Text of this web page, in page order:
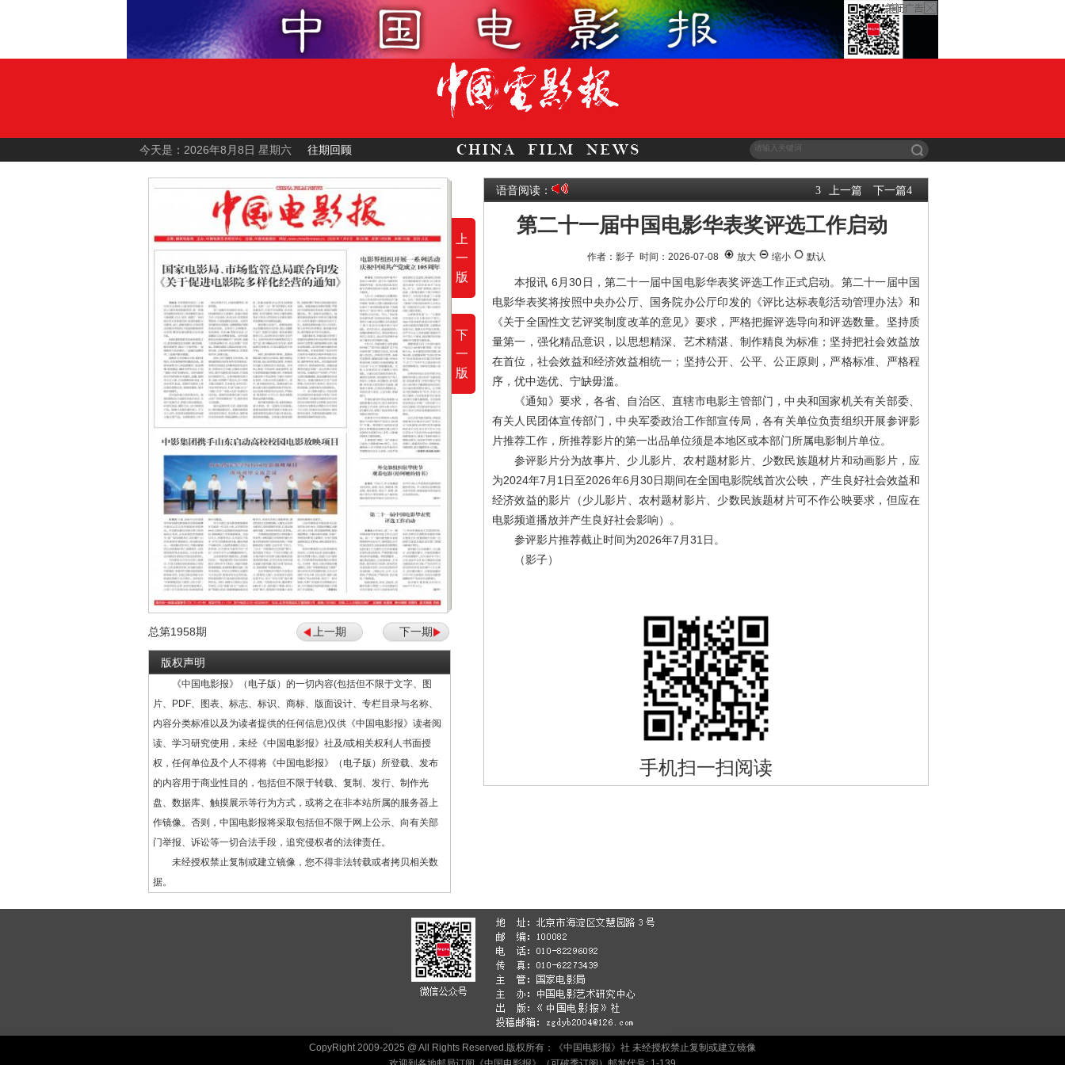
今天是：2026年8月8日 星期六 往期回顾
上
一
版
下
一
版
总第1958期 上一期 下一期
版权声明
《中国电影报》（电子版）的一切内容(包括但不限于文字、图
片、PDF、图表、标志、标识、商标、版面设计、专栏目录与名称、
内容分类标准以及为读者提供的任何信息)仅供《中国电影报》读者阅
读、学习研究使用，未经《中国电影报》社及/或相关权利人书面授
权，任何单位及个人不得将《中国电影报》（电子版）所登载、发布
的内容用于商业性目的，包括但不限于转载、复制、发行、制作光
盘、数据库、触摸展示等行为方式，或将之在非本站所属的服务器上
作镜像。否则，中国电影报将采取包括但不限于网上公示、向有关部
门举报、诉讼等一切合法手段，追究侵权者的法律责任。
未经授权禁止复制或建立镜像，您不得非法转载或者拷贝相关数
据。
语音阅读： 3 上一篇 下一篇4
第二十一届中国电影华表奖评选工作启动
作者：影子 时间：2026-07-08 放大 缩小 默认
本报讯 6月30日，第二十一届中国电影华表奖评选工作正式启动。第二十一届中国
电影华表奖将按照中央办公厅、国务院办公厅印发的《评比达标表彰活动管理办法》和
《关于全国性文艺评奖制度改革的意见》要求，严格把握评选导向和评选数量。坚持质
量第一，强化精品意识，以思想精深、艺术精湛、制作精良为标准；坚持把社会效益放
在首位，社会效益和经济效益相统一；坚持公开、公平、公正原则，严格标准、严格程
序，优中选优、宁缺毋滥。
《通知》要求，各省、自治区、直辖市电影主管部门，中央和国家机关有关部委、
有关人民团体宣传部门，中央军委政治工作部宣传局，各有关单位负责组织开展参评影
片推荐工作，所推荐影片的第一出品单位须是本地区或本部门所属电影制片单位。
参评影片分为故事片、少儿影片、农村题材影片、少数民族题材片和动画影片，应
为2024年7月1日至2026年6月30日期间在全国电影院线首次公映，产生良好社会效益和
经济效益的影片（少儿影片、农村题材影片、少数民族题材片可不作公映要求，但应在
电影频道播放并产生良好社会影响）。
参评影片推荐截止时间为2026年7月31日。
（影子）
手机扫一扫阅读
CopyRight 2009-2025 @ All Rights Reserved.版权所有：《中国电影报》社 未经授权禁止复制或建立镜像